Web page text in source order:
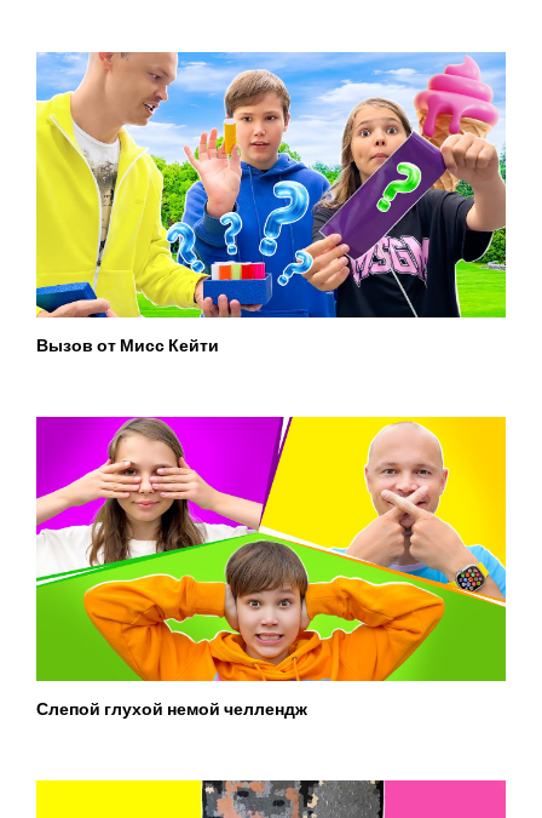
Вызов от Мисс Кейти
Слепой глухой немой челлендж